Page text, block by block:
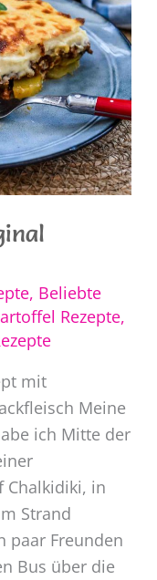
, Beliebte
Rezepte,
mit
Meine
ich Mitte der
Chalkidiki, in
Strand
paar Freunden
Bus über die